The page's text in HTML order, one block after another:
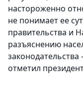
настороженно
не понимает ее
правительства и
разъяснению
законодательства
отметил